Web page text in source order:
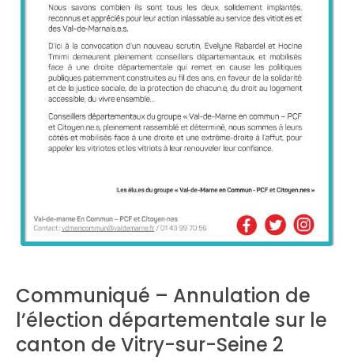
Communiqué – Annulation de
l’élection départementale sur le
canton de Vitry-sur-Seine 2